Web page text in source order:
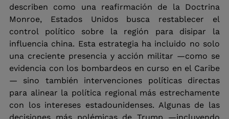
describen como una reafirmación de la Doctrina
Monroe, Estados Unidos busca restablecer el
control político sobre la región para disipar la
influencia china. Esta estrategia ha incluido no solo
una creciente presencia y acción militar —como se
evidencia con los bombardeos en curso en el Caribe
— sino también intervenciones políticas directas
para alinear la política regional más estrechamente
con los intereses estadounidenses. Algunas de las